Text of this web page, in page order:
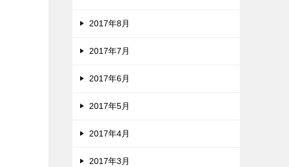
2017年8月
2017年7月
2017年6月
2017年5月
2017年4月
2017年3月